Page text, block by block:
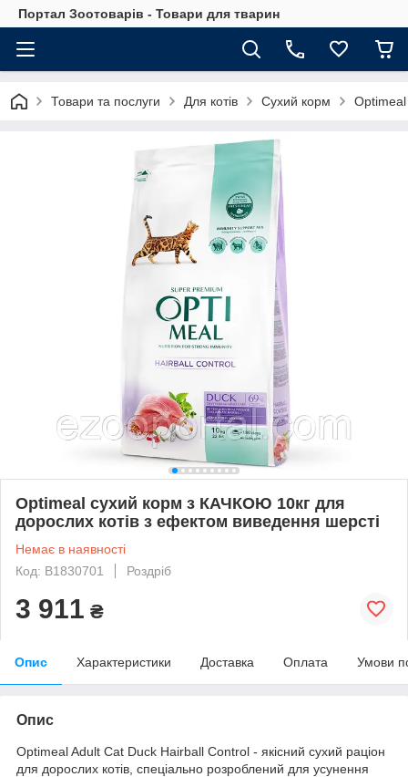
Портал Зоотоварів - Товари для тварин
Товари та послуги Для котів Сухий корм Optimeal
Optimeal сухий корм з КАЧКОЮ 10кг для
дорослих котів з ефектом виведення шерсті
Немає в наявності
Код: B1830701
Роздріб
3 911 ₴
Опис Характеристики Доставка Оплата Умови
Опис
Optimeal Adult Cat Duck Hairball Control - якісний сухий раціон
для дорослих котів, спеціально розроблений для усунення